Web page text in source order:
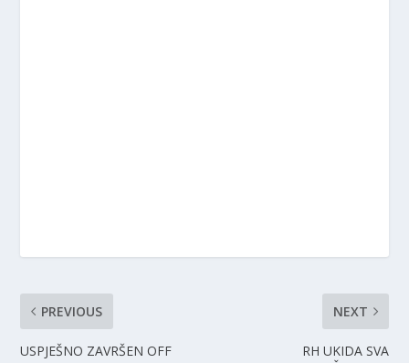
PREVIOUS
USPJEŠNO ZAVRŠEN OFF
NEXT
RH UKIDA SVA